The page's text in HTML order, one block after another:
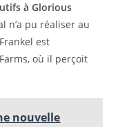
à Glorious
n’a pu réaliser au
est
où il perçoit
nouvelle